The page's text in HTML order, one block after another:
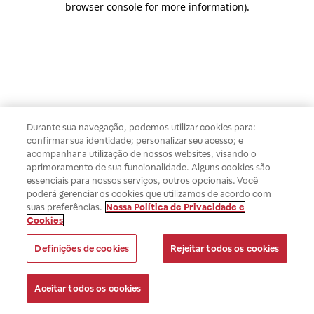
browser console for more information).
Durante sua navegação, podemos utilizar cookies para:
confirmar sua identidade; personalizar seu acesso; e
acompanhar a utilização de nossos websites, visando o
aprimoramento de sua funcionalidade. Alguns cookies são
essenciais para nossos serviços, outros opcionais. Você
poderá gerenciar os cookies que utilizamos de acordo com
suas preferências. Nossa Política de Privacidade e
Cookies
Definições de cookies Rejeitar todos os cookies
Aceitar todos os cookies